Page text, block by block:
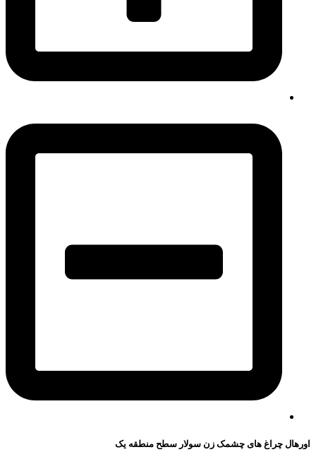
اورهال چراغ های چشمک زن سولار سطح منطقه یک